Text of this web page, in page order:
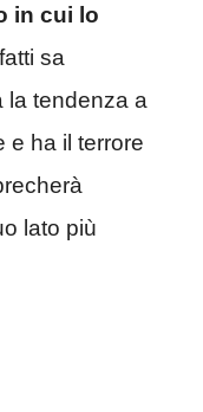
in cui lo
sa
la tendenza a
e ha il terrore
lato più